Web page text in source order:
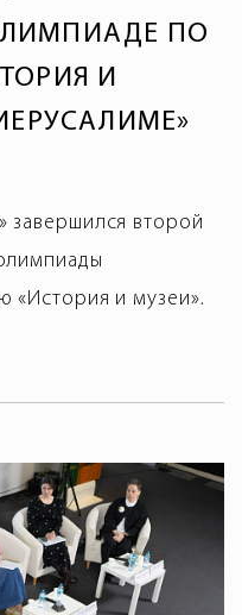
ПО
И
завершился второй
«История и музеи».